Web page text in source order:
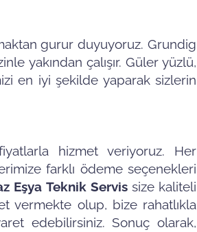
gurur duyuyoruz. Grundig
yakından çalışır. Güler yüzlü,
en iyi şekilde yaparak sizlerin
hizmet veriyoruz. Her
farklı ödeme seçenekleri
Eşya Teknik Servis size kaliteli
vermekte olup, bize rahatlıkla
edebilirsiniz. Sonuç olarak,